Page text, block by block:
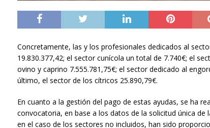
Concretamente, las y los profesionales dedicados al
19.830.377,42; el sector cunícola un total de 7.740€; el
ovino y caprino 7.555.781,75€; el sector dedicado al
último, el sector de los cítricos 25.890,79€.
En cuanto a la gestión del pago de estas ayudas, se ha
convocatoria, en base a los datos de la solicitud única de
en el caso de los sectores no incluidos, han sido